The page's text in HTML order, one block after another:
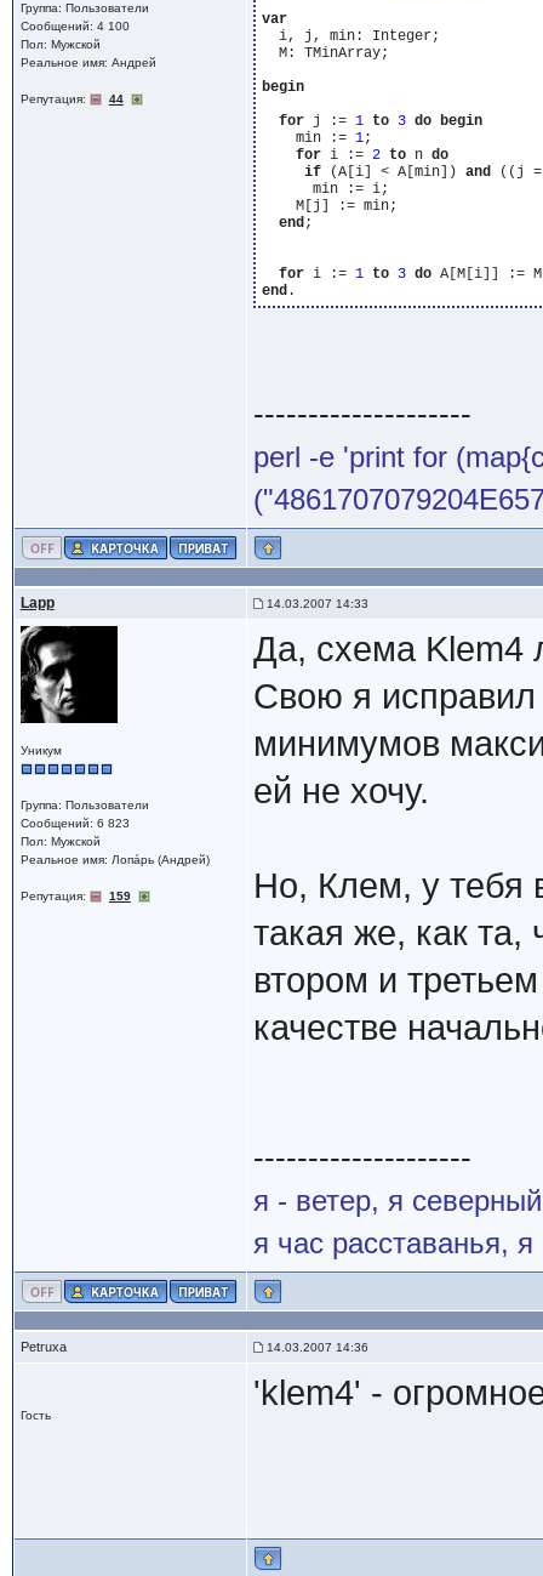
Группа: Пользователи
Сообщений: 4 100
Пол: Мужской
Реальное имя: Андрей
Репутация: 44
var
  i, j, min: Integer;
  M: TMinArray;
begin
for j := 1 to 3 do begin
    min :=
1;
for i := 2 to n do
if (A[i] < A[min]) and ((j
      min := i;
    M[j] := min;
end;
for i := 1 to 3 do
end
--------------------
perl -e 'print for
Lapp 14.03.2007 14:33
Уникум
Группа: Пользователи
Сообщений: 6 823
Пол: Мужской
Реальное имя: Лопáрь (Андрей)
Репутация: 159
Да, схема Klem4
Свою я исправил
минимумов
ей не хочу.
Но, Клем, у тебя
такая же, как та,
втором и
качестве
--------------------
я - ветер, я
я час расставанья,
Petruxa 14.03.2007 14:36
Гость
'klem4' -